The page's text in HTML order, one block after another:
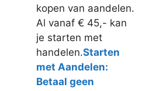
kopen van aandelen.
Al vanaf € 45,- kan
je starten met
handelen.Starten
met Aandelen:
Betaal geen